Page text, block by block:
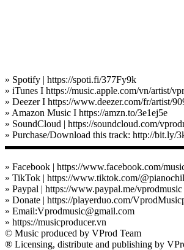
» Spotify | https://spoti.fi/377Fy9k
» iTunes I https://music.apple.com/vn/artist/
» Deezer I https://www.deezer.com/fr/artist/
» Amazon Music I https://amzn.to/3e1ej5e
» SoundCloud | https://soundcloud.com/
» Purchase/Download this track: http://bit.ly/
» Facebook | https://www.facebook.com/
» TikTok | https://www.tiktok.com/
» Paypal | https://www.paypal.me/vprodmusic
» Donate | https://playerduo.com/
» Email:Vprodmusic@gmail.com
» https://musicproducer.vn
© Music produced by VProd Team
® Licensing, distribute and publishing by